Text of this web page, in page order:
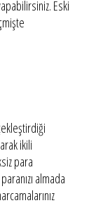
Eski
ikili
para
almada